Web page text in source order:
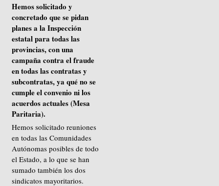
Hemos solicitado y
concretado que se pidan
planes a la Inspección
estatal para todas las
provincias, con una
campaña contra el fraude
en todas las contratas y
subcontratas, ya qué no se
cumple el convenio ni los
acuerdos actuales (Mesa
Paritaria).
Hemos solicitado reuniones
en todas las Comunidades
Autónomas posibles de todo
el Estado, a lo que se han
sumado también los dos
sindicatos mayoritarios.